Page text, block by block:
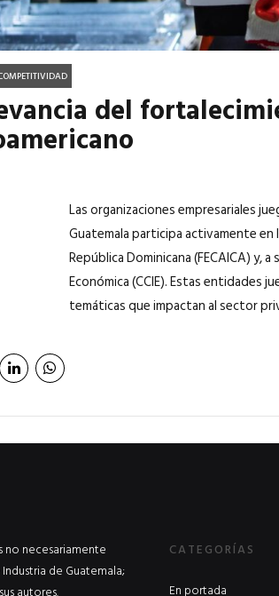
del
Las organizaciones empresariales
Guatemala participa activamente en
República Dominicana (FECAICA)
Económica (CCIE). Estas entidades
temáticas que impactan al sector
necesariamente
de Guatemala;
CATEGORÍAS
En portada